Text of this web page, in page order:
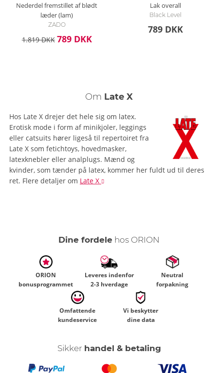
Nederdel fremstillet af blødt
læder (lam)
ZADO
1.819 DKK 789 DKK
Lak overall
Black Level
789 DKK
Om Late X
Hos Late X drejer det hele sig om latex.
Erotisk mode i form af minikjoler, leggings
eller catsuits hører ligeså til repertoiret fra
Late X som fetichtoys, hovedmasker,
latexknebler eller analplugs. Mænd og
kvinder, som tænder på latex, kommer her fuldt ud til deres
ret. Flere detaljer om Late X
Dine fordele hos ORION
ORION
bonusprogrammet
Leveres indenfor
2-3 hverdage
Neutral
forpakning
Omfattende
kundeservice
Vi beskytter
dine data
Sikker handel & betaling